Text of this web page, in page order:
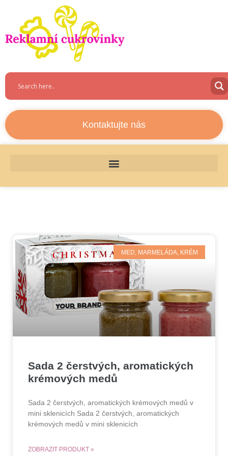
Kontaktujte nás
MED, MARMELÁDA, KRÉM
Sada 2 čerstvých, aromatických
krémových medů
Sada 2 čerstvých, aromatických krémových medů v
mini sklenicích Sada 2 čerstvých, aromatických
krémových medů v mini sklenicích
ZOBRAZIT PRODUKT »